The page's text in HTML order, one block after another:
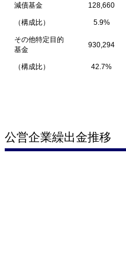
減債基金 128,660
（構成比） 5.9%
その他特定目的
基金
930,294
（構成比） 42.7%
公営企業繰出金推移